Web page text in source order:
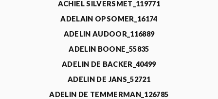
ACHIEL SILVERSMET_119771
ADELAIN OPSOMER_16174
ADELIN AUDOOR_116889
ADELIN BOONE_55835
ADELIN DE BACKER_40499
ADELIN DE JANS_52721
ADELIN DE TEMMERMAN_126785